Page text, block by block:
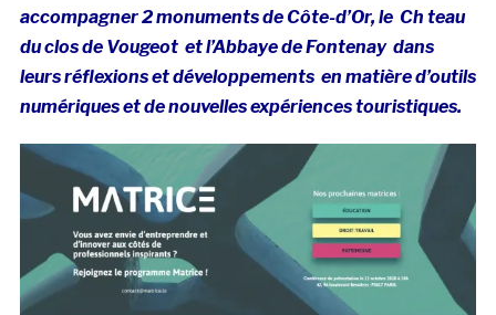
accompagner 2 monuments de Côte-d’Or, le Ch teau
du clos de Vougeot et l’Abbaye de Fontenay dans
leurs réflexions et développements en matière d’outils
numériques et de nouvelles expériences touristiques.